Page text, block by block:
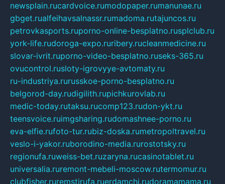
newsplain.rucardvoice.rumodopaper.rumanunae.ru
gbget.rualfeihavsalnassr.rumadoma.rutajuncos.ru
petrovkasports.ruporno-online-besplatno.rusplclub.ru
york-life.rudoroga-expo.ruribery.rucleanmedicine.ru
slovar-ivrit.ruporno-video-besplatno.ruseks-365.ru
ovucontrol.rusloty-igrovyye-avtomaty.ru
ru-industriya.rurusskoe-porno-besplatno.ru
belgorod-day.rudigilith.rupichkurovlab.ru
medic-today.rutaksu.rucomp123.rudon-ykt.ru
teensvoice.ruimgsharing.rudomashnee-porno.ru
eva-elfie.rufoto-tur.rubiz-doska.rumetropoltravel.ru
veslo-i-yakor.ruborodino-media.rurostotsky.ru
regionufa.ruweiss-bet.ruzaryna.rucasinotablet.ru
universalia.ruremont-mebeli-moscow.rutermomur.ru
clubfisher.ruremstirufa.ruerdamchi.rudoramamama.ru